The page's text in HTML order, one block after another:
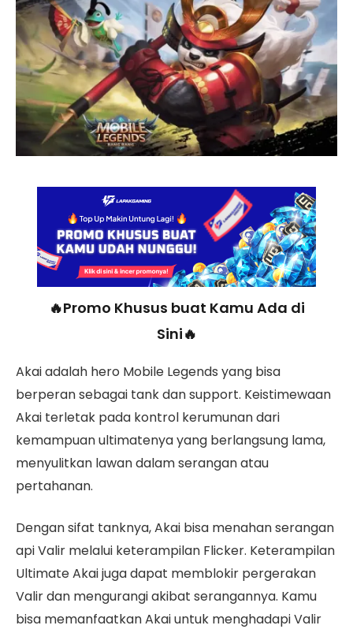
🔥Promo Khusus buat Kamu Ada di
Sini🔥
Akai adalah hero Mobile Legends yang bisa
berperan sebagai tank dan support. Keistimewaan
Akai terletak pada kontrol kerumunan dari
kemampuan ultimatenya yang berlangsung lama,
menyulitkan lawan dalam serangan atau
pertahanan.
Dengan sifat tanknya, Akai bisa menahan serangan
api Valir melalui keterampilan Flicker. Keterampilan
Ultimate Akai juga dapat memblokir pergerakan
Valir dan mengurangi akibat serangannya. Kamu
bisa memanfaatkan Akai untuk menghadapi Valir